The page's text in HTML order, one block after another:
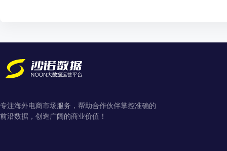
专注海外电商市场服务，帮助合作伙伴掌控准确的
前沿数据，创造广阔的商业价值！